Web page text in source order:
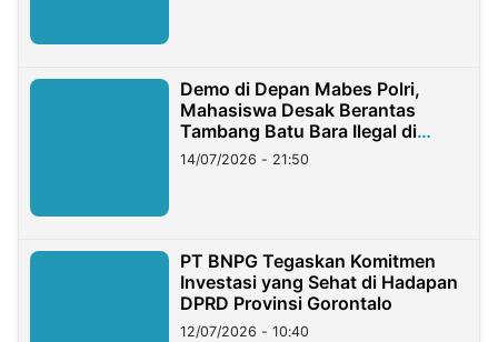
Demo di Depan Mabes Polri,
Mahasiswa Desak Berantas
Tambang Batu Bara Ilegal di
Lampung
14/07/2026 - 21:50
PT BNPG Tegaskan Komitmen
Investasi yang Sehat di Hadapan
DPRD Provinsi Gorontalo
12/07/2026 - 10:40